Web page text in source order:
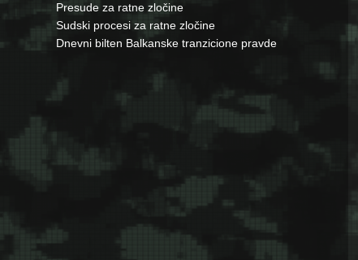
Presude za ratne zločine
Sudski procesi za ratne zločine
Dnevni bilten Balkanske tranzicione pravde